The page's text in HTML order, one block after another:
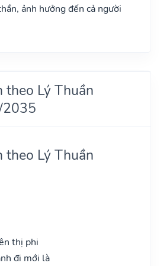
ảnh hưởng đến cả người
theo Lý Thuần
theo Lý Thuần
thị phi
đi mới là